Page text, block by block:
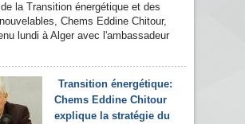
la Transition énergétique et des
Chems Eddine Chitour,
lundi à Alger avec l'ambassadeur
Transition énergétique:
Chems Eddine Chitour
explique la stratégie du